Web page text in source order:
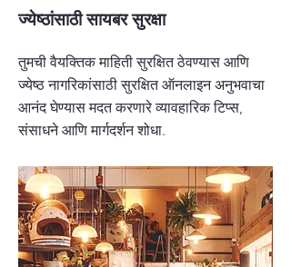
ज्येष्ठांसाठी सायबर सुरक्षा
तुमची वैयक्तिक माहिती सुरक्षित ठेवण्यास आणि
ज्येष्ठ नागरिकांसाठी सुरक्षित ऑनलाइन अनुभवाचा
आनंद घेण्यास मदत करणारे व्यावहारिक टिप्स,
संसाधने आणि मार्गदर्शन शोधा.